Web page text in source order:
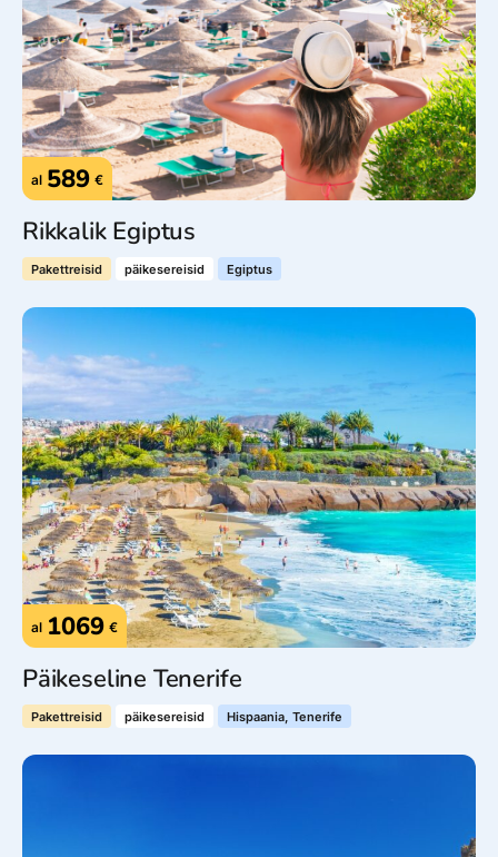
al 589 €
Rikkalik Egiptus
Pakettreisid päikesereisid Egiptus
al 1069 €
Päikeseline Tenerife
Pakettreisid päikesereisid Hispaania, Tenerife